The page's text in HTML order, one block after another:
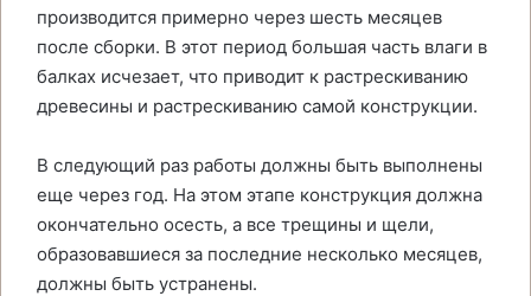
производится примерно через шесть месяцев
после сборки. В этот период большая часть влаги в
балках исчезает, что приводит к растрескиванию
древесины и растрескиванию самой конструкции.
В следующий раз работы должны быть выполнены
еще через год. На этом этапе конструкция должна
окончательно осесть, а все трещины и щели,
образовавшиеся за последние несколько месяцев,
должны быть устранены.